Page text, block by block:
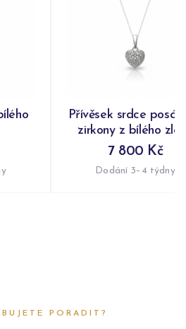
Přívěsek srdce
zirkony z bílého
7 800 Kč
Dodání 3–4 týdny
PORADIT?